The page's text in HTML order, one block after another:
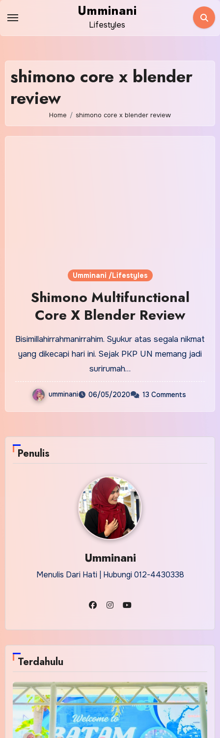
content
Umminani
Lifestyles
shimono core x blender
review
Home shimono core x blender review
Umminani /Lifestyles
Shimono Multifunctional
Core X Blender Review
Bisimillahirrahmanirrahim. Syukur atas segala nikmat
yang dikecapi hari ini. Sejak PKP UN memang jadi
surirumah…
umminani 06/05/2020 13 Comments
Penulis
Umminani
Menulis Dari Hati | Hubungi 012-4430338
Terdahulu